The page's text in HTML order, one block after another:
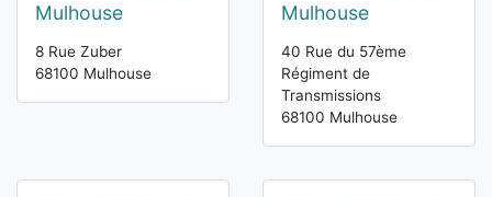
Mulhouse
8 Rue Zuber
68100 Mulhouse
Mulhouse
40 Rue du 57ème
Régiment de
Transmissions
68100 Mulhouse